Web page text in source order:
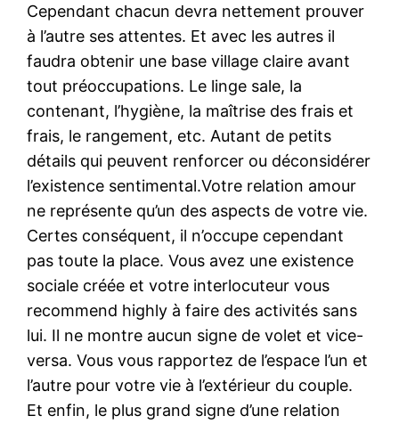
Cependant chacun devra nettement prouver
à l’autre ses attentes. Et avec les autres il
faudra obtenir une base village claire avant
tout préoccupations. Le linge sale, la
contenant, l’hygiène, la maîtrise des frais et
frais, le rangement, etc. Autant de petits
détails qui peuvent renforcer ou déconsidérer
l’existence sentimental.Votre relation amour
ne représente qu’un des aspects de votre vie.
Certes conséquent, il n’occupe cependant
pas toute la place. Vous avez une existence
sociale créée et votre interlocuteur vous
recommend highly à faire des activités sans
lui. Il ne montre aucun signe de volet et vice-
versa. Vous vous rapportez de l’espace l’un et
l’autre pour votre vie à l’extérieur du couple.
Et enfin, le plus grand signe d’une relation